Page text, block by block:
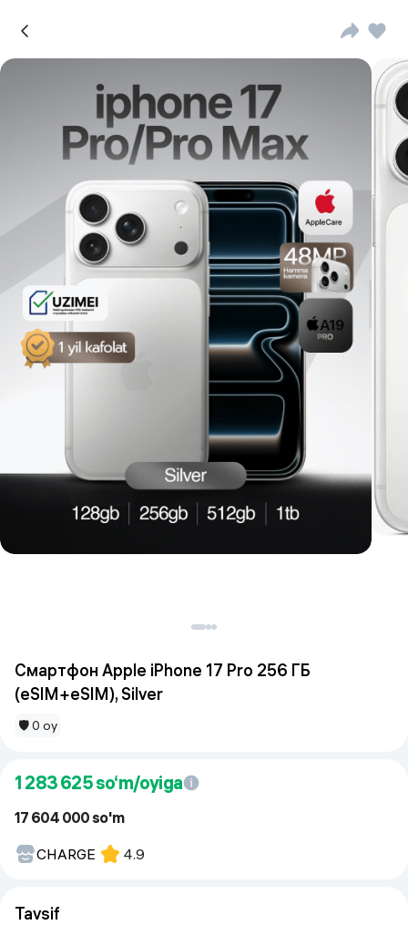
Смартфон Apple iPhone 17 Pro 256 ГБ
(eSIM+eSIM), Silver
🛡 0 oy
1 283 625so‘m/oyiga
17 604 000 so'm
CHARGE
4.9
Tavsif